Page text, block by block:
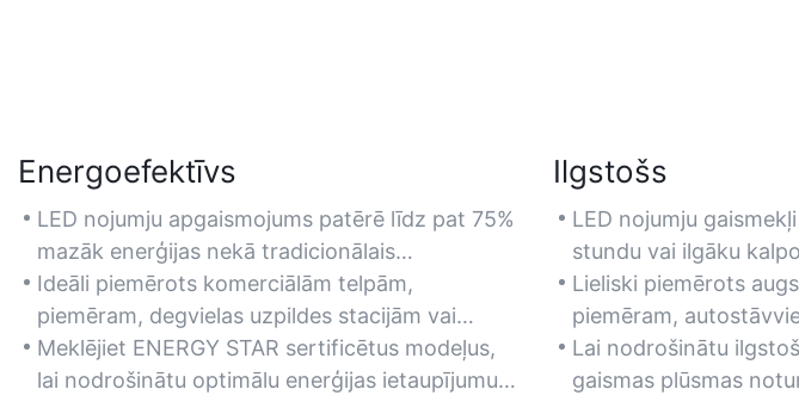
Energoefektīvs
LED nojumju apgaismojums patērē līdz pat 75%
mazāk enerģijas nekā tradicionālais
apgaismojums, ievērojami samazinot elektrības
rēķinus.
Ideāli piemērots komerciālām telpām,
piemēram, degvielas uzpildes stacijām vai
noliktavām, kur nepieciešams ilgstošs
apgaismojums.
Meklējiet ENERGY STAR sertificētus modeļus,
lai nodrošinātu optimālu enerģijas ietaupījumu
Ilgstošs
LED nojumju
stundu vai ilgāku
samazinot biežu
Lieliski piemērots
piemēram,
objektos.
Lai nodrošinātu
gaismas plūsmas